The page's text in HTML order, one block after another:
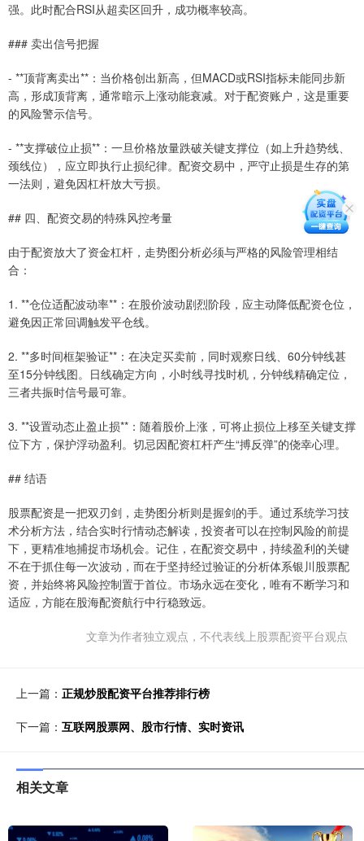
强。此时配合RSI从超卖区回升，成功概率较高。
### 卖出信号把握
- **顶背离卖出**：当价格创出新高，但MACD或RSI指标未能同步新
高，形成顶背离，通常暗示上涨动能衰减。对于配资账户，这是重要
的风险警示信号。
- **支撑破位止损**：一旦价格放量跌破关键支撑位（如上升趋势线、
颈线位），应立即执行止损纪律。配资交易中，严守止损是生存的第
一法则，避免因杠杆放大亏损。
## 四、配资交易的特殊风控考量
由于配资放大了资金杠杆，走势图分析必须与严格的风险管理相结
合：
1. **仓位适配波动率**：在股价波动剧烈阶段，应主动降低配资仓位，
避免因正常回调触发平仓线。
2. **多时间框架验证**：在决定买卖前，同时观察日线、60分钟线甚
至15分钟线图。日线确定方向，小时线寻找时机，分钟线精确定位，
三者共振时信号最可靠。
3. **设置动态止盈止损**：随着股价上涨，可将止损位上移至关键支撑
位下方，保护浮动盈利。切忌因配资杠杆产生“搏反弹”的侥幸心理。
## 结语
股票配资是一把双刃剑，走势图分析则是握剑的手。通过系统学习技
术分析方法，结合实时行情动态解读，投资者可以在控制风险的前提
下，更精准地捕捉市场机会。记住，在配资交易中，持续盈利的关键
不在于抓住每一次波动，而在于坚持经过验证的分析体系银川股票配
资，并始终将风险控制置于首位。市场永远在变化，唯有不断学习和
适应，方能在股海配资航行中行稳致远。
文章为作者独立观点，不代表线上股票配资平台观点
上一篇： 正规炒股配资平台推荐排行榜
下一篇： 互联网股票网、股市行情、实时资讯
相关文章